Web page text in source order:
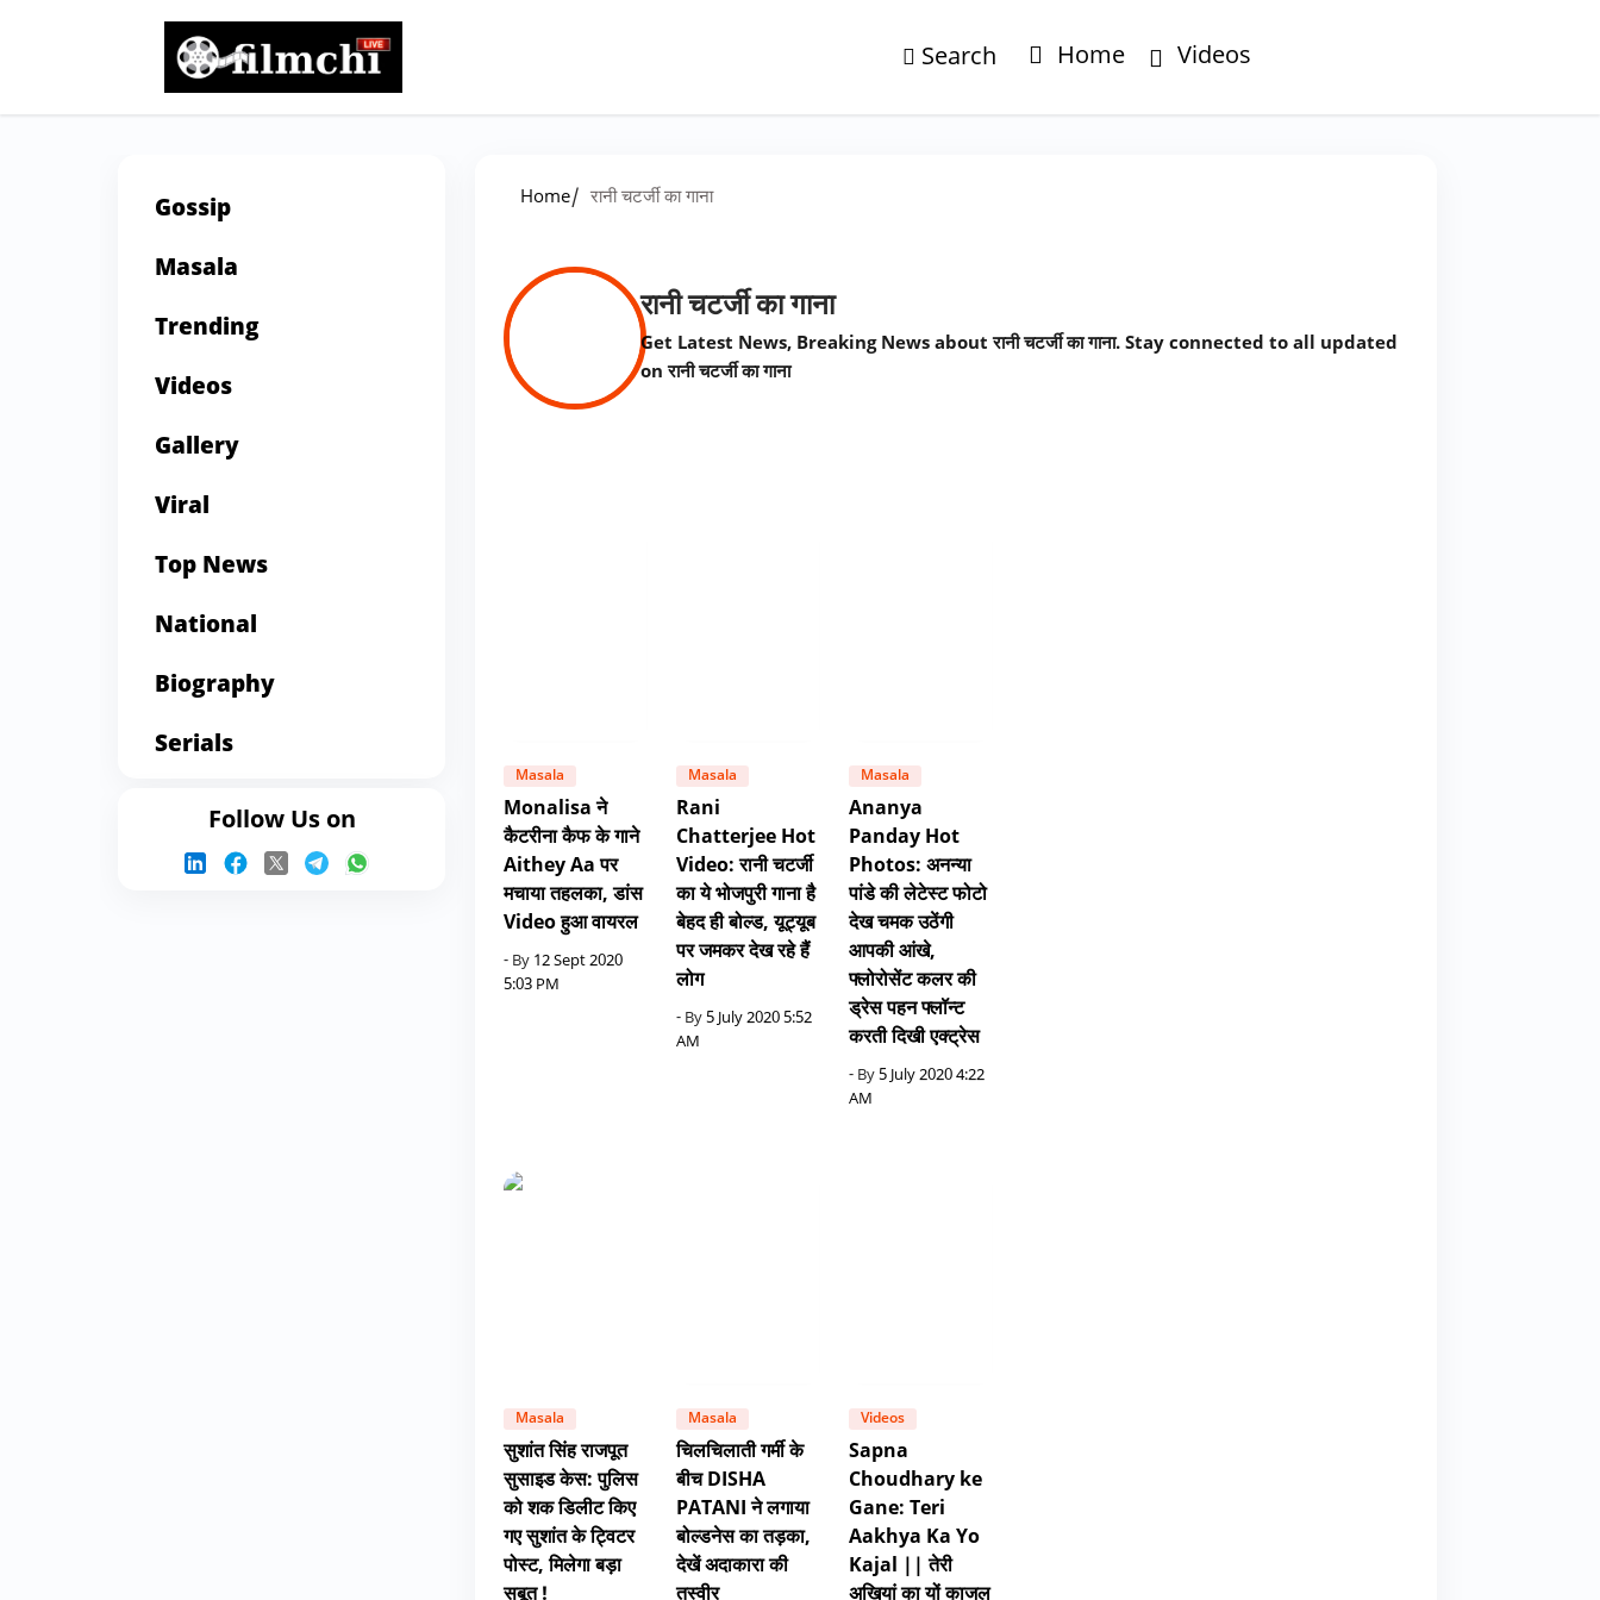
Search Home Videos
Gossip
Masala
Trending
Videos
Gallery
Viral
Top News
National
Biography
Serials
Follow Us on
Home/ रानी चटर्जी का गाना
रानी चटर्जी का गाना
Get Latest News, Breaking News about रानी चटर्जी का गाना. Stay connected to all updated
on रानी चटर्जी का गाना
Masala
Monalisa ने
कैटरीना कैफ के गाने
Aithey Aa पर
मचाया तहलका, डांस
Video हुआ वायरल
- By 12 Sept 2020
5:03 PM
Masala
Rani
Chatterjee Hot
Video: रानी चटर्जी
का ये भोजपुरी गाना है
बेहद ही बोल्ड, यूट्यूब
पर जमकर देख रहे हैं
लोग
- By5 July 2020 5:52
AM
Masala
Ananya
Panday Hot
Photos: अनन्या
पांडे की लेटेस्ट फोटो
देख चमक उठेंगी
आपकी आंखे,
फ्लोरोसेंट कलर की
ड्रेस पहन फ्लॉन्ट
करती दिखी एक्ट्रेस
- By5 July 2020 4:22
AM
Masala
सुशांत सिंह राजपूत
सुसाइड केस: पुलिस
को शक डिलीट किए
गए सुशांत के ट्विटर
पोस्ट, मिलेगा बड़ा
सबूत !
Masala
चिलचिलाती गर्मी के
बीच DISHA
PATANI ने लगाया
बोल्डनेस का तड़का,
देखें अदाकारा की
तस्वीर
Videos
Sapna
Choudhary ke
Gane: Teri
Aakhya Ka Yo
Kajal || तेरी
अखियां का यों काजल